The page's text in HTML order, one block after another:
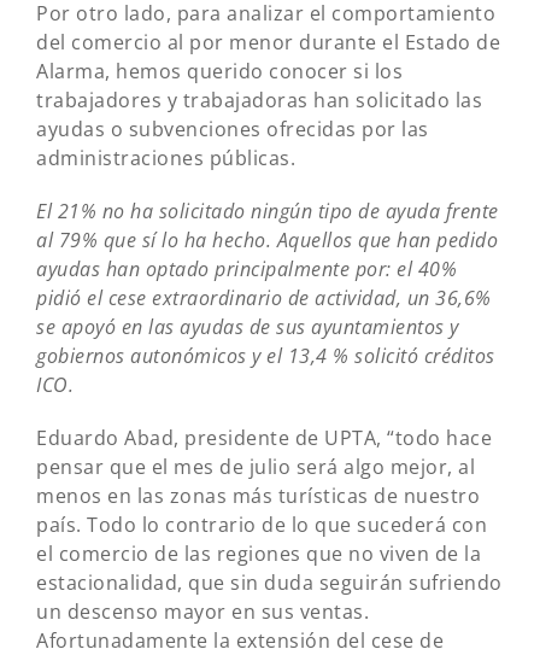
Por otro lado, para analizar el comportamiento
del comercio al por menor durante el Estado de
Alarma, hemos querido conocer si los
trabajadores y trabajadoras han solicitado las
ayudas o subvenciones ofrecidas por las
administraciones públicas.
El 21% no ha solicitado ningún tipo de ayuda frente
al 79% que sí lo ha hecho. Aquellos que han pedido
ayudas han optado principalmente por: el 40%
pidió el cese extraordinario de actividad, un 36,6%
se apoyó en las ayudas de sus ayuntamientos y
gobiernos autonómicos y el 13,4 % solicitó créditos
ICO.
Eduardo Abad, presidente de UPTA, “todo hace
pensar que el mes de julio será algo mejor, al
menos en las zonas más turísticas de nuestro
país. Todo lo contrario de lo que sucederá con
el comercio de las regiones que no viven de la
estacionalidad, que sin duda seguirán sufriendo
un descenso mayor en sus ventas.
Afortunadamente la extensión del cese de